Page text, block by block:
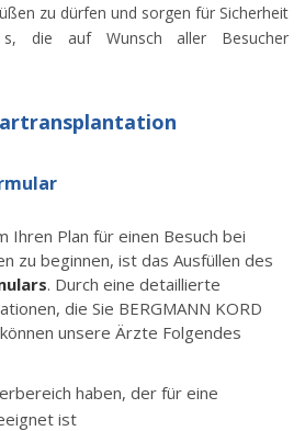
zu dürfen und sorgen für Sicherheit
die auf Wunsch aller Besucher
Ihren Plan für einen Besuch bei
zu beginnen, ist das Ausfüllen des
. Durch eine detaillierte
die Sie BERGMANN KORD
unsere Ärzte Folgendes
haben, der für eine
ist